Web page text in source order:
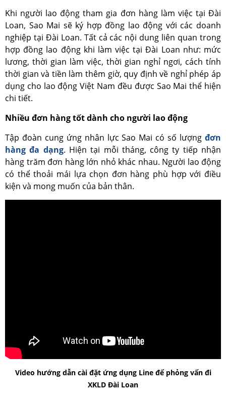
Khi người lao động tham gia đơn hàng làm việc tại Đài
Loan, Sao Mai sẽ ký hợp đồng lao động với các doanh
nghiệp tại Đài Loan. Tất cả các nội dung liên quan trong
hợp đồng lao động khi làm việc tại Đài Loan như: mức
lương, thời gian làm việc, thời gian nghỉ ngơi, cách tính
thời gian và tiền làm thêm giờ, quy định về nghỉ phép áp
dụng cho lao động Việt Nam đều được Sao Mai thể hiện
chi tiết.
Nhiều đơn hàng tốt dành cho người lao động
Tập đoàn cung ứng nhân lực Sao Mai có số lượng đơn
hàng đa dạng. Hiện tại mỗi tháng, công ty tiếp nhận
hàng trăm đơn hàng lớn nhỏ khác nhau. Người lao động
có thể thoải mái lựa chọn đơn hàng phù hợp với điều
kiện và mong muốn của bản thân.
Video hướng dẫn cài đặt ứng dụng Line để phỏng vấn đi
XKLD Đài Loan